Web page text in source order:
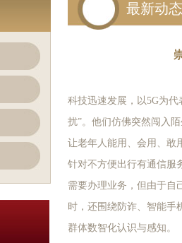
最新动态
科技迅速发展，以5G为
扰”。他们仿佛突然闯入
让老年人能用、会用、敢
针对不方便出行有通信服
需要办理业务，但由于自
时，还围绕防诈、智能手
群体数智化认识与感知。